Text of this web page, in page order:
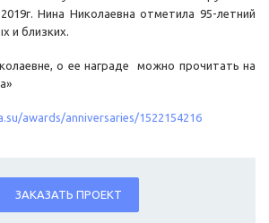
Нина Николаевна отметила 95-летний
и близких.
о ее награде можно прочитать на
awards/anniversaries/1522154216
ЗАКАЗАТЬ ПРОЕКТ